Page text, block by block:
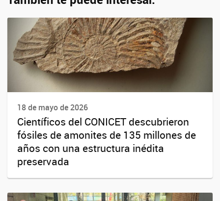
18 de mayo de 2026
Científicos del CONICET descubrieron
fósiles de amonites de 135 millones de
años con una estructura inédita
preservada